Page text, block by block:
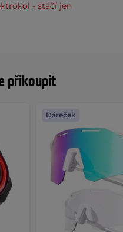
přikoupit
Dáreček
- stačí jen